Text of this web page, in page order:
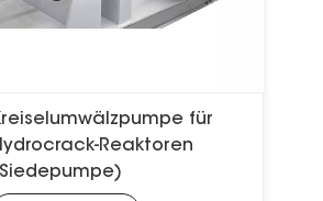
für
Reaktoren